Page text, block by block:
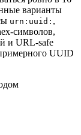
варианты
urn:uuid: ,
символов,
и URL-safe
UUID